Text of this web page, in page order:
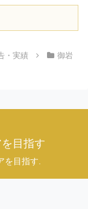
・実績 御岩
目指す
目指す.